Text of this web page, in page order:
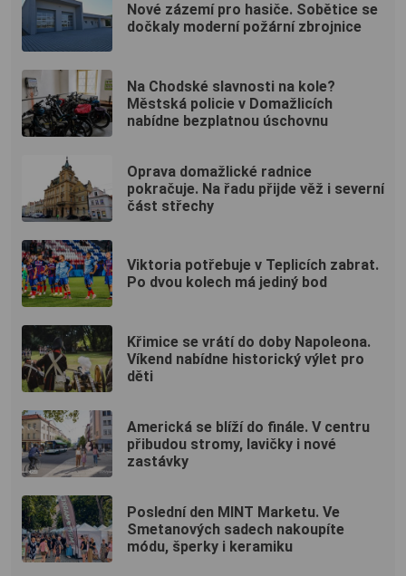
Nové zázemí pro hasiče. Sobětice se
dočkaly moderní požární zbrojnice
Na Chodské slavnosti na kole?
Městská policie v Domažlicích
nabídne bezplatnou úschovnu
Oprava domažlické radnice
pokračuje. Na řadu přijde věž i severní
část střechy
Viktoria potřebuje v Teplicích zabrat.
Po dvou kolech má jediný bod
Křimice se vrátí do doby Napoleona.
Víkend nabídne historický výlet pro
děti
Americká se blíží do finále. V centru
přibudou stromy, lavičky i nové
zastávky
Poslední den MINT Marketu. Ve
Smetanových sadech nakoupíte
módu, šperky i keramiku